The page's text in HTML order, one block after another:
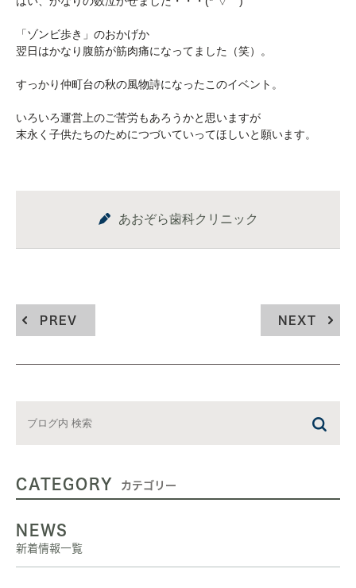
「ゾンビ歩き」のおかげか
翌日はかなり腹筋が筋肉痛になってました（笑）。
すっかり仲町台の秋の風物詩になったこのイベント。
いろいろ運営上のご苦労もあろうかと思いますが
末永く子供たちのためにつづいていってほしいと願います。
あおぞら歯科クリニック
PREV NEXT
CATEGORY カテゴリー
NEWS
新着情報一覧